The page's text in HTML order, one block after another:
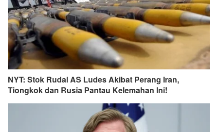
NYT: Stok Rudal AS Ludes Akibat Perang Iran,
Tiongkok dan Rusia Pantau Kelemahan Ini!